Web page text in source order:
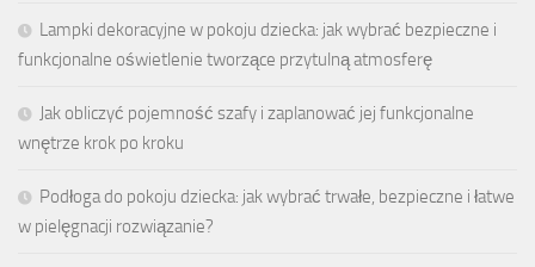
Lampki dekoracyjne w pokoju dziecka: jak wybrać bezpieczne i
funkcjonalne oświetlenie tworzące przytulną atmosferę
Jak obliczyć pojemność szafy i zaplanować jej funkcjonalne
wnętrze krok po kroku
Podłoga do pokoju dziecka: jak wybrać trwałe, bezpieczne i łatwe
w pielęgnacji rozwiązanie?